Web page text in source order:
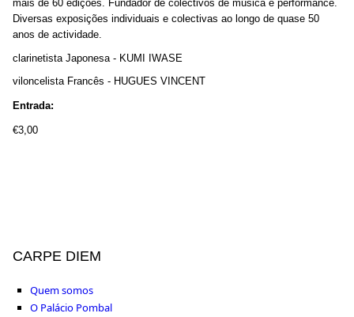
mais de 60 edições. Fundador de colectivos de música e performance.
Diversas exposições individuais e colectivas ao longo de quase 50
anos de actividade.
clarinetista Japonesa - KUMI IWASE
viloncelista Francês - HUGUES VINCENT
Entrada:
€3,00
CARPE DIEM
Quem somos
O Palácio Pombal